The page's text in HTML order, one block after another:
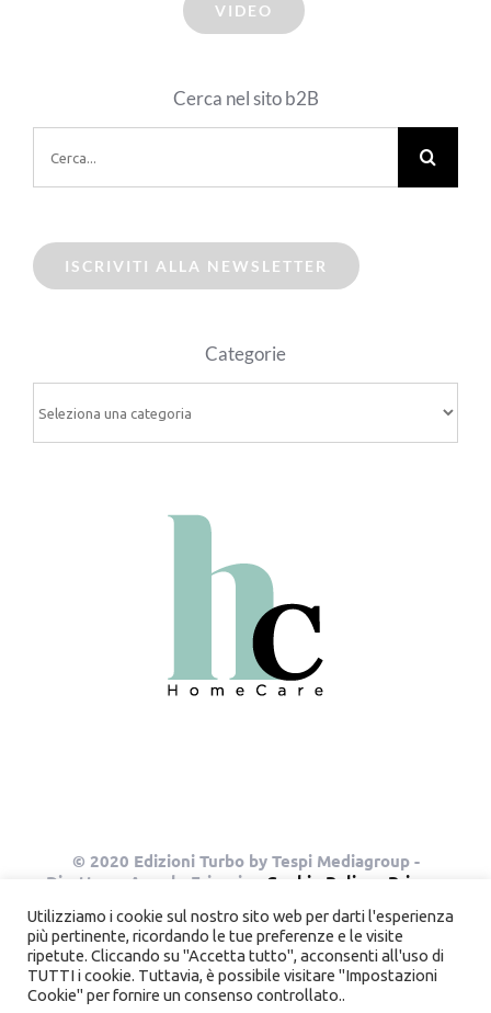
VIDEO
Cerca nel sito b2B
per:
ISCRIVITI ALLA NEWSLETTER
Categorie
© 2020 Edizioni Turbo by Tespi Mediagroup -
Direttore: Angelo Frigerio - Cookie Policy
Privacy
InstagramPinterest
Utilizziamo i cookie sul nostro sito web per darti l'esperienza
più pertinente, ricordando le tue preferenze e le visite
ripetute. Cliccando su "Accetta tutto", acconsenti all'uso di
TUTTI i cookie. Tuttavia, è possibile visitare "Impostazioni
Cookie" per fornire un consenso controllato..